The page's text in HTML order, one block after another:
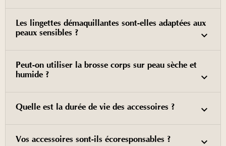
Les lingettes démaquillantes sont-elles adaptées aux
peaux sensibles ?
Peut-on utiliser la brosse corps sur peau sèche et
humide ?
Quelle est la durée de vie des accessoires ?
Vos accessoires sont-ils écoresponsables ?